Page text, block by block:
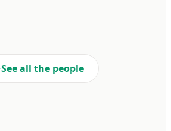
See all the people